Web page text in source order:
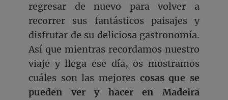
regresar de nuevo para volver a
recorrer sus fantásticos paisajes y
disfrutar de su deliciosa gastronomía.
Así que mientras recordamos nuestro
viaje y llega ese día, os mostramos
cuáles son las mejores cosas que se
pueden ver y hacer en Madeira